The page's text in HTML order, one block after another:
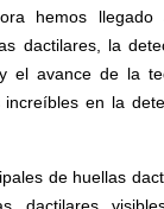
hemos
dactilares, la
el avance de la
increíbles en la
de huellas
dactilares